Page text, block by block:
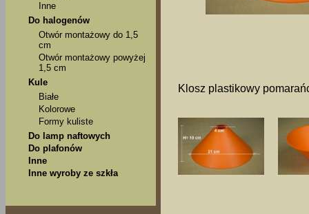
Inne
Do halogenów
Otwór montażowy do 1,5
cm
Otwór montażowy powyżej
1,5 cm
Kule
Białe
Kolorowe
Formy kuliste
Do lamp naftowych
Do plafonów
Inne
Inne wyroby ze szkła
Klosz plastikowy